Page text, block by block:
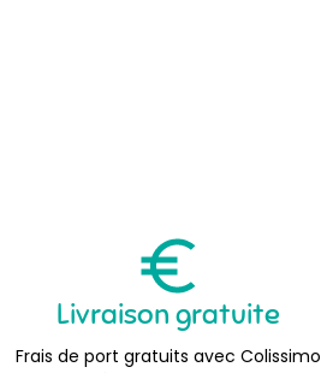
Livraison gratuite
Frais de port gratuits avec Colissimo